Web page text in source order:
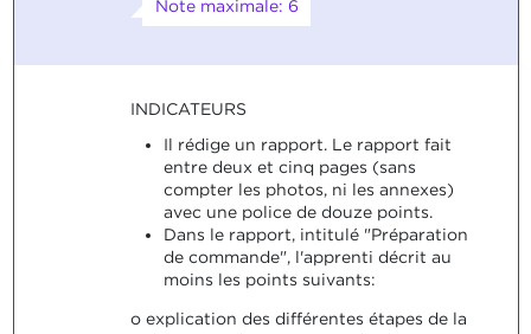
Note maximale: 6
INDICATEURS
Il rédige un rapport. Le rapport fait
entre deux et cinq pages (sans
compter les photos, ni les annexes)
avec une police de douze points.
Dans le rapport, intitulé "Préparation
de commande", l'apprenti décrit au
moins les points suivants:
o explication des différentes étapes de la